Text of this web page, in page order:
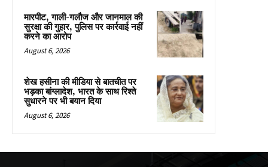
मारपीट, गाली-गलौज और जानमाल की
सुरक्षा की गुहार, पुलिस पर कार्रवाई नहीं
करने का आरोप
August 6, 2026
शेख हसीना की मीडिया से बातचीत पर
भड़का बांग्लादेश, भारत के साथ रिश्ते
सुधारने पर भी बयान दिया
August 6, 2026